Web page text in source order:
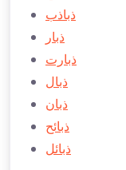
ذباذب
ذبار
ذبارت
ذبال
ذبان
ذبائح
ذبائل